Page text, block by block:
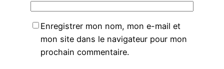
Enregistrer mon nom, mon e-mail et
mon site dans le navigateur pour mon
prochain commentaire.